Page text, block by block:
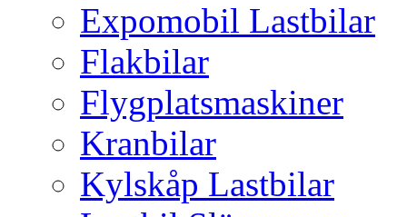
Expomobil Lastbilar
Flakbilar
Flygplatsmaskiner
Kranbilar
Kylskåp Lastbilar